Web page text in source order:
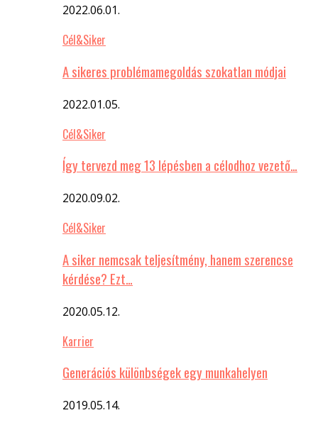
2022.06.01.
Cél&Siker
A sikeres problémamegoldás szokatlan módjai
2022.01.05.
Cél&Siker
Így tervezd meg 13 lépésben a célodhoz vezető…
2020.09.02.
Cél&Siker
A siker nemcsak teljesítmény, hanem szerencse
kérdése? Ezt…
2020.05.12.
Karrier
Generációs különbségek egy munkahelyen
2019.05.14.